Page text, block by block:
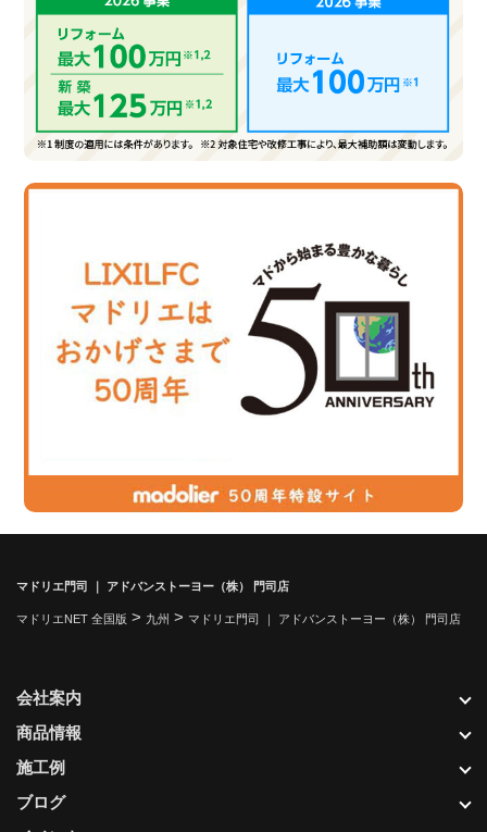
マドリエ門司 ｜ アドバンストーヨー（株） 門司店
マドリエNET 全国版 > 九州 > マドリエ門司 ｜ アドバンストーヨー（株） 門司店
会社案内
商品情報
施工例
ブログ